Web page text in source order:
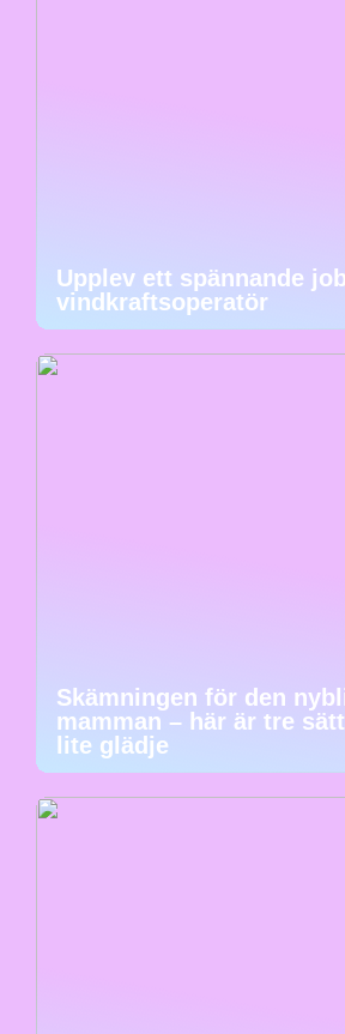
Upplev ett spännande
vindkraftsoperatör
Skämningen för den
mamman – här är tre
lite glädje